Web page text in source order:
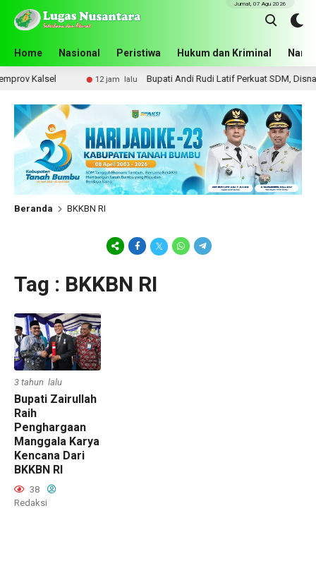
Home Nasional Peristiwa Hukum dan Kriminal
Jumat, 07 Agu 2026
Kalsel 12 jam lalu Bupati Andi Rudi Latif Perkuat SDM,
Beranda BKKBN RI
Tag : BKKBN RI
3 tahun lalu
Bupati Zairullah
Raih
Penghargaan
Manggala Karya
Kencana Dari
BKKBN RI
38
Redaksi